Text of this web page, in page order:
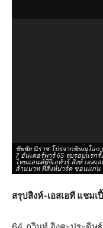
ชัพชัย นิราช โปรจากพิษณุโลก
7 อันเดอร์พาร์ 65 จบรอบแรก
ไทยแลนด์พีจีเอทัวร์ สิงห์ เอสเ
ล้านบาท ที่สิงห์ปาร์ค ขอนแก่น
สรุปสิงห์-เอสเอที แชม